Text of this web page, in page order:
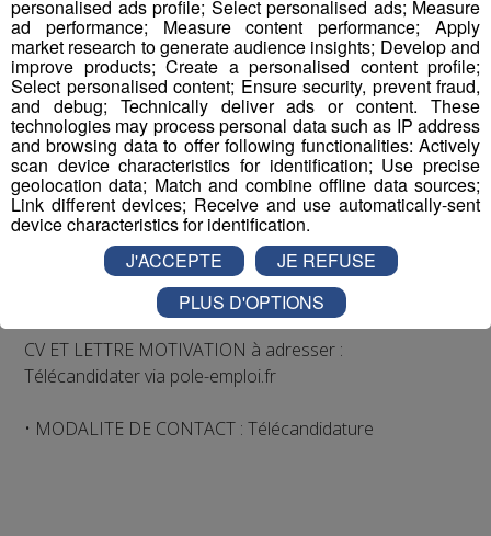
- le respect des procédures en général et de caisse
particulièrement, etc...
- le nettoyage de la caisse et du casier en fin de poste.
Avantages : prime annuelle au bout d'un an ainsi qu'une
participation aux bénéfices
2 postes à pourvoir rapidement.
MODE DE CONTACT
• NUMERO OFFRE POLE EMPLOI : 034RDWL
• NOM ENTREPRISE :
PASSYDIS S.A.S. SUPER U PASSY
CV ET LETTRE MOTIVATION à adresser :
Télécandidater via pole-emploi.fr
• MODALITE DE CONTACT : Télécandidature
personalised ads profile; Select personalised ads; Measure
ad performance; Measure content performance; Apply
market research to generate audience insights; Develop and
improve products; Create a personalised content profile;
Select personalised content; Ensure security, prevent fraud,
and debug; Technically deliver ads or content. These
technologies may process personal data such as IP address
and browsing data to offer following functionalities: Actively
scan device characteristics for identification; Use precise
geolocation data; Match and combine offline data sources;
Link different devices; Receive and use automatically-sent
device characteristics for identification.
J'ACCEPTE
JE REFUSE
PLUS D'OPTIONS